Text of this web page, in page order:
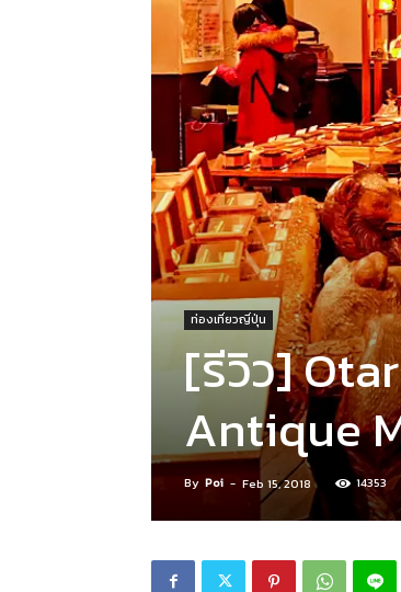
ท่องเที่ยวญี่ปุ่น
[รีวิว]
Antique
By Poi - Feb 15, 2018 14353